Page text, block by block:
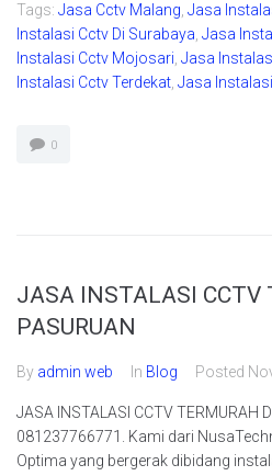
Tags: Jasa Cctv Malang Jasa
Instalasi Cctv Di Surabaya Jasa
Instalasi Cctv Mojosari Jasa
Instalasi Cctv Terdekat Jasa
0
JASA INSTALASI CCTV
PASURUAN
By admin web In Blog Posted
JASA INSTALASI CCTV TERMURAH
081237766771. Kami dari
Optima yang bergerak dibidang